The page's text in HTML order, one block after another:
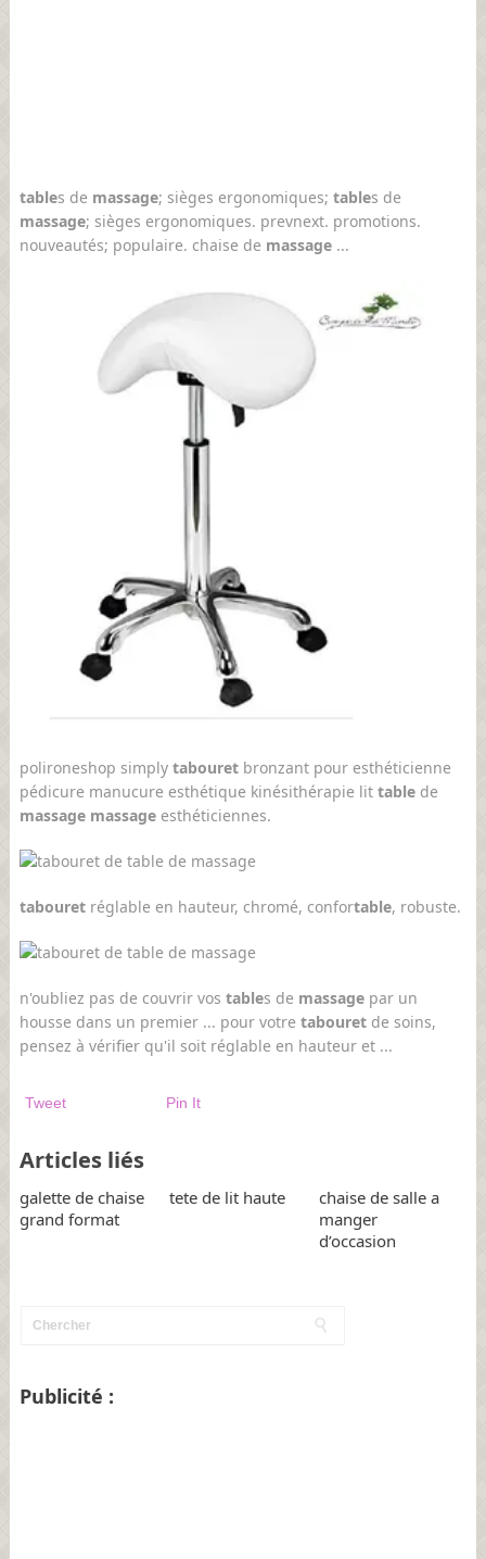
tables de massage; sièges ergonomiques; tables de
massage; sièges ergonomiques. prevnext. promotions.
nouveautés; populaire. chaise de massage...
polironeshop simply tabouretbronzant pour esthéticienne
pédicure manucure esthétique kinésithérapie lit tablede
massage massageesthéticiennes.
tabouretréglable en hauteur, chromé, confortable, robuste.
n'oubliez pas de couvrir vos tables de massagepar un
housse dans un premier ... pour votre tabouretde soins,
pensez à vérifier qu'il soit réglable en hauteur et ...
Tweet Pin It
Articles liés
galette de chaise
grand format
tete de lit haute
chaise de salle a
manger
d’occasion
Publicité :